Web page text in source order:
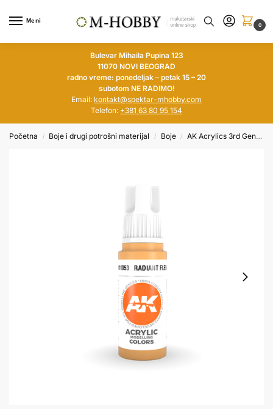
Meni
0
Bulevar Mihaila Pupina 123
11070 NOVI BEOGRAD
radno vreme: ponedeljak – petak 15 – 20
subotom NE RADIMO!
Email: kontakt@spektar-mhobby.com
Telefon: +381 63 80 95 154
Početna / Boje i drugi potrošni materijal / Boje / AK Acrylics 3rd Generation